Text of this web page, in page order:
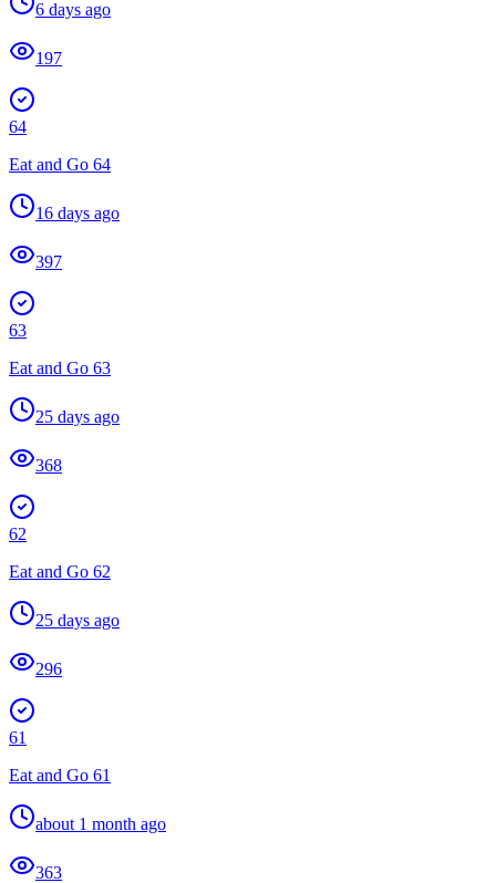
6 days ago
197
64
Eat and Go 64
16 days ago
397
63
Eat and Go 63
25 days ago
368
62
Eat and Go 62
25 days ago
296
61
Eat and Go 61
about 1 month ago
363